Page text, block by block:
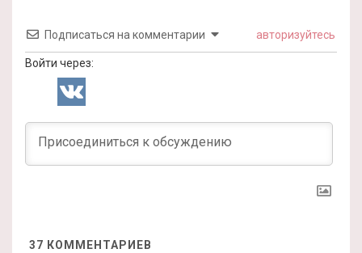
Подписаться на комментарии авторизуйтесь
Войти через:
37 КОММЕНТАРИЕВ